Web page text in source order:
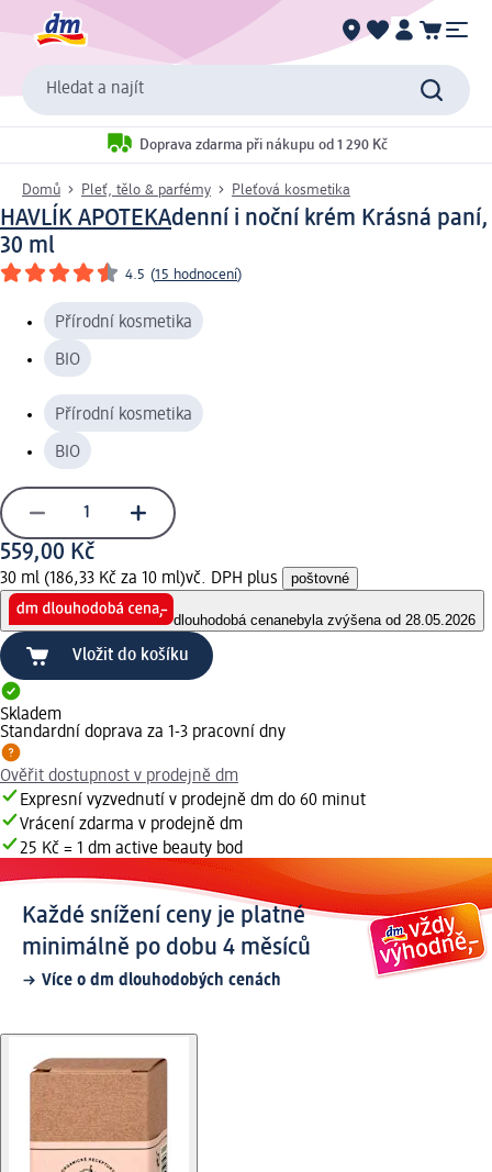
Hledat a najít
Doprava zdarma při nákupu od 1 290 Kč
Domů Pleť, tělo & parfémy Pleťová kosmetika
HAVLÍK APOTEKAdenní i noční krém Krásná paní,
30 ml
4.5 (15 hodnocení)
Přírodní kosmetika
BIO
Přírodní kosmetika
BIO
559,00 Kč
30 ml (186,33 Kč za 10 ml)vč. DPH plus poštovné
dlouhodobá cenanebyla zvýšena od 28.05.2026
Vložit do košíku
Skladem
Standardní doprava za 1-3 pracovní dny
Ověřit dostupnost v prodejně dm
Expresní vyzvednutí v prodejně dm do 60 minut
Vrácení zdarma v prodejně dm
25 Kč = 1 dm active beauty bod
Každé snížení ceny je platné
minimálně po dobu 4 měsíců
Více o dm dlouhodobých cenách